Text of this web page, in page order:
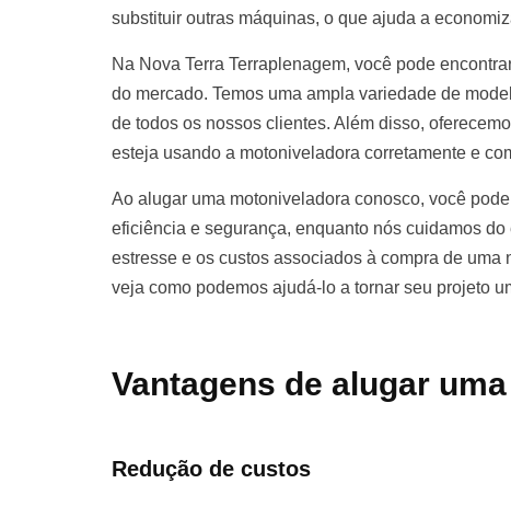
substituir outras máquinas, o que ajuda a
Na Nova Terra Terraplenagem, você pode
do mercado. Temos uma ampla variedade de
de todos os nossos clientes. Além disso,
esteja usando a motoniveladora corretamente e
Ao alugar uma motoniveladora conosco, você
eficiência e segurança, enquanto nós cuidamos
estresse e os custos associados à compra de
veja como podemos ajudá-lo a tornar seu projeto
Vantagens de alugar
Redução de custos